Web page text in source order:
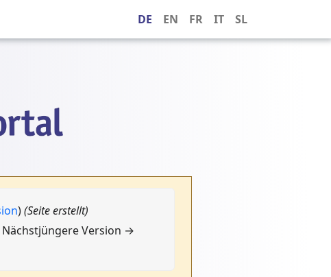
DE EN FR IT SL
) (Seite erstellt)
Version →